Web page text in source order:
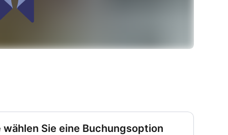
wählen Sie eine Buchungsoption